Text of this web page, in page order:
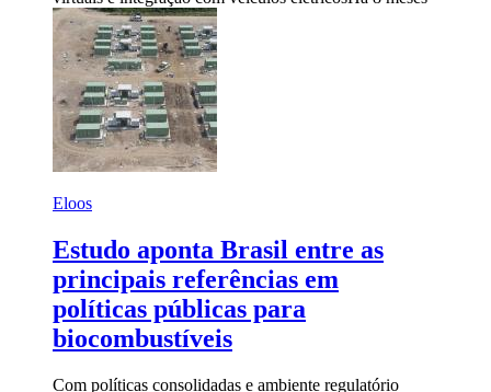
Eloos
Estudo aponta Brasil entre as
principais referências em
políticas públicas para
biocombustíveis
Com políticas consolidadas e ambiente regulatório